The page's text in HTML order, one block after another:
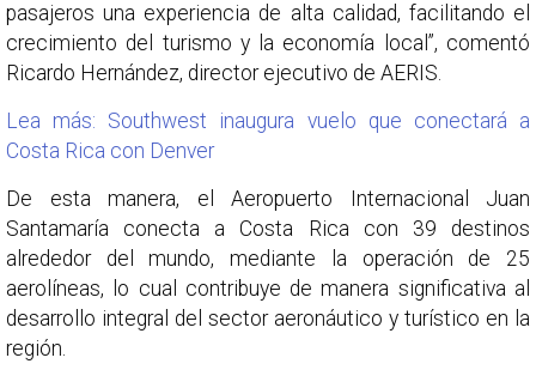
pasajeros una experiencia de alta calidad, facilitando el
crecimiento del turismo y la economía local”, comentó
Ricardo Hernández, director ejecutivo de AERIS.
Lea más: Southwest inaugura vuelo que conectará a
Costa Rica con Denver
De esta manera, el Aeropuerto Internacional Juan
Santamaría conecta a Costa Rica con 39 destinos
alrededor del mundo, mediante la operación de 25
aerolíneas, lo cual contribuye de manera significativa al
desarrollo integral del sector aeronáutico y turístico en la
región.